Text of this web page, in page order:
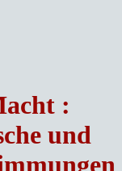
:
und